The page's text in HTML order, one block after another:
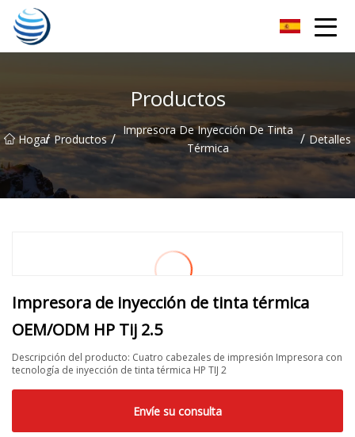
Productos
Hogar
/ Productos / Impresora De Inyección De Tinta
Térmica
/ Detalles
Impresora de inyección de tinta térmica
OEM/ODM HP Tij 2.5
Descripción del producto: Cuatro cabezales de impresión Impresora con
tecnología de inyección de tinta térmica HP TIJ 2
Envíe su consulta